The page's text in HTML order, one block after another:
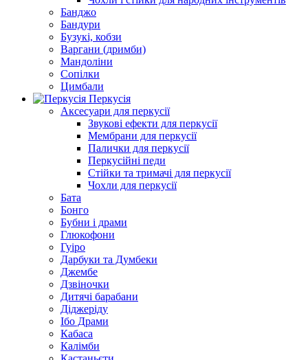
Банджо
Бандури
Бузукі, кобзи
Варгани (дримби)
Мандоліни
Сопілки
Цимбали
Перкусія
Аксесуари для перкусії
Звукові ефекти для перкусії
Мембрани для перкусії
Палички для перкусії
Перкусійні педи
Стійки та тримачі для перкусії
Чохли для перкусії
Бата
Бонго
Бубни і драми
Глюкофони
Гуіро
Дарбуки та Думбеки
Джембе
Дзвіночки
Дитячі барабани
Діджеріду
Ібо Драми
Кабаса
Калімби